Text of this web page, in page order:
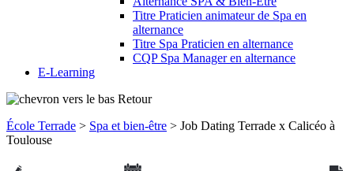
Titre Praticien animateur de Spa en
alternance
Titre Spa Praticien en alternance
CQP Spa Manager en alternance
E-Learning
Retour
École Terrade > Spa et bien-être > Job Dating Terrade x Calicéo à
Toulouse